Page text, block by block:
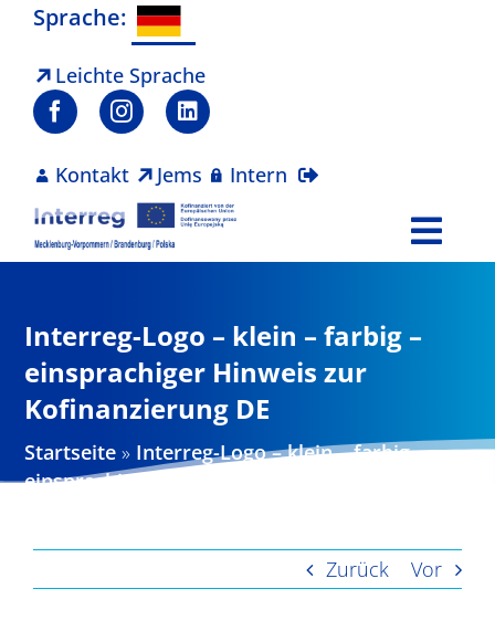
Zum
springen
Sprache:
Leichte Sprache
Kontakt Jems Intern
Projekte
Aktuelles
Interreg-Logo – klein – farbig –
einsprachiger Hinweis zur
Kofinanzierung DE
Startseite » Interreg-Logo – klein – farbig –
einsprachiger Hinweis zur Kofinanzierung DE
Zurück Vor